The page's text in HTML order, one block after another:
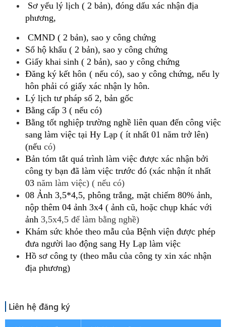
Sơ yếu lý lịch ( 2 bản), đóng dấu xác nhận địa
phương,
CMND ( 2 bản), sao y công chứng
Sổ hộ khẩu ( 2 bản), sao y công chứng
Giấy khai sinh ( 2 bản), sao y công chứng
Đăng ký kết hôn ( nếu có), sao y công chứng, nếu ly
hôn phải có giấy xác nhận ly hôn.
Lý lịch tư pháp số 2, bản gốc
Bằng cấp 3 ( nếu có)
Bằng tốt nghiệp trường nghề liên quan đến công việc
sang làm việc tại Hy Lạp ( ít nhất 01 năm trở lên)
(nếu có)
Bản tóm tắt quá trình làm việc được xác nhận bởi
công ty bạn đã làm việc trước đó (xác nhận ít nhất
03 năm làm việc) ( nếu có)
08 Ảnh 3,5*4,5, phông trắng, mặt chiếm 80% ảnh,
nộp thêm 04 ảnh 3x4 ( ảnh cũ, hoặc chụp khác với
ảnh 3,5x4,5 để làm bằng nghề)
Khám sức khỏe theo mẫu của Bệnh viện được phép
đưa người lao động sang Hy Lạp làm việc
Hồ sơ công ty (theo mẫu của công ty xin xác nhận
địa phương)
Liên hệ đăng ký